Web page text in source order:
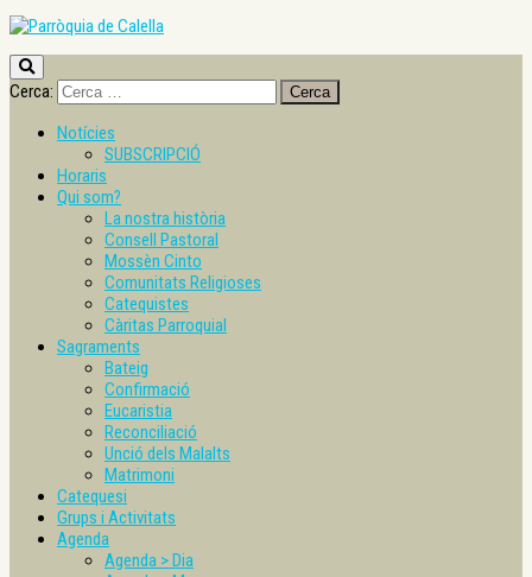
Cerca:
Notícies
SUBSCRIPCIÓ
Horaris
Qui som?
La nostra història
Consell Pastoral
Mossèn Cinto
Comunitats Religioses
Catequistes
Càritas Parroquial
Sagraments
Bateig
Confirmació
Eucaristia
Reconciliació
Unció dels Malalts
Matrimoni
Catequesi
Grups i Activitats
Agenda
Agenda > Dia